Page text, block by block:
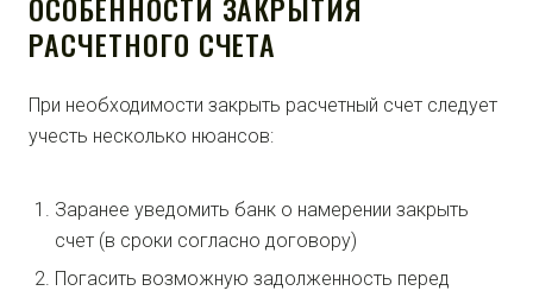
РАСЧЕТНОГО СЧЕТА
При необходимости закрыть расчетный счет следует
учесть несколько нюансов:
Заранее уведомить банк о намерении закрыть
счет (в сроки согласно договору)
Погасить возможную задолженность перед